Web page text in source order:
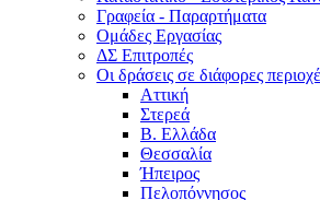
Γραφεία - Παραρτήματα
Ομάδες Εργασίας
ΔΣ Επιτροπές
Οι δράσεις σε διάφορες
Αττική
Στερεά
Β. Ελλάδα
Θεσσαλία
Ήπειρος
Πελοπόννησος